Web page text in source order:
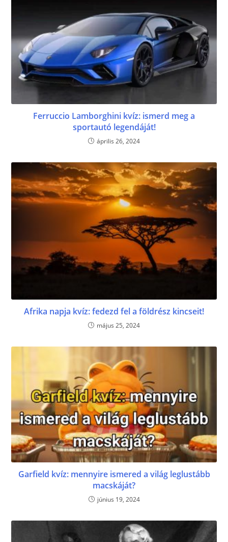
Ferruccio Lamborghini kvíz: ismerd meg a
sportautó legendáját!
április 26, 2024
Afrika napja kvíz: fedezd fel a földrész kincseit!
május 25, 2024
Garfield kvíz: mennyire ismered a világ leglustább
macskáját?
június 19, 2024